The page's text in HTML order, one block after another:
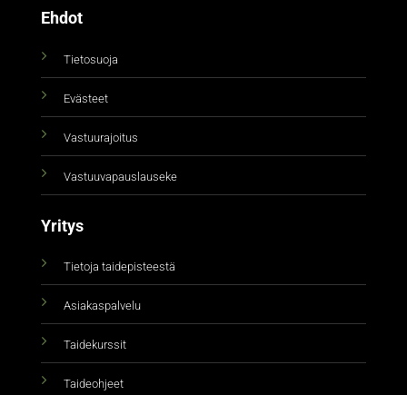
Ehdot
Tietosuoja
Evästeet
Vastuurajoitus
Vastuuvapauslauseke
Yritys
Tietoja taidepisteestä
Asiakaspalvelu
Taidekurssit
Taideohjeet